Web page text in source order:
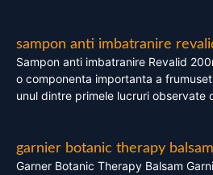
sampon anti imbatranire
Sampon anti imbatranire Revalid
o componenta importanta a
unul dintre primele lucruri observate
garnier botanic therapy balsam
Garner Botanic Therapy Balsam